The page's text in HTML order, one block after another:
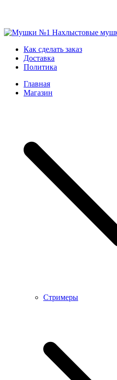
Skip
content
Мушки №1
Нахлыстовые мушки
Как сделать заказ
Доставка
Политика
Главная
Магазин
Стримеры